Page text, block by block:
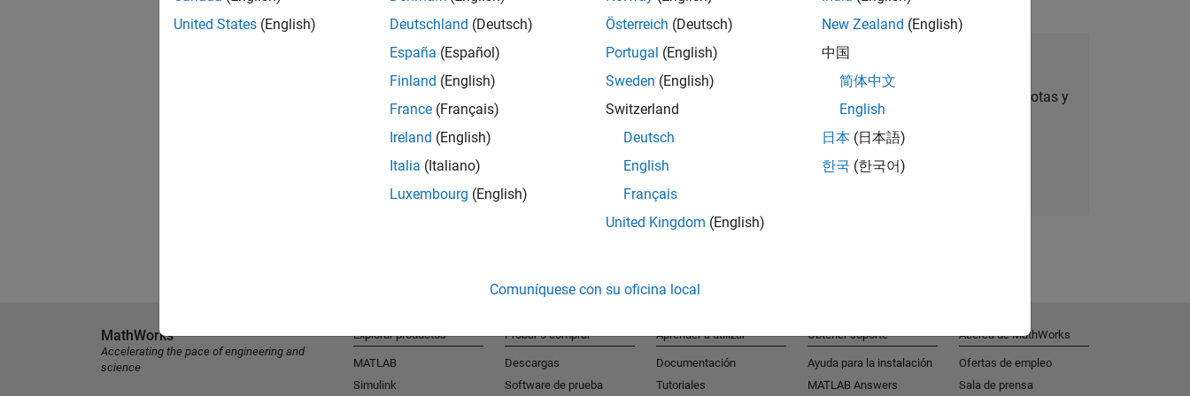
Súmese a Talent Network
Reciba alertas de empleo personalizadas, anécdotas y
noticias sobre la empresa.
Súmese hoy mismo
United States (English)
Deutschland (Deutsch)
España (Español)
Finland (English)
France (Français)
Ireland (English)
Italia (Italiano)
Luxembourg (English)
Österreich (Deutsch)
Portugal (English)
Sweden (English)
Switzerland
Deutsch
English
Français
United Kingdom (English)
New Zealand (English)
中国
简体中文
English
日本 (日本語)
한국 (한국어)
Comuníquese con su oficina local
MathWorks
Accelerating the pace of engineering and
science
Explorar productos
MATLAB
Simulink
Probar o comprar
Descargas
Software de prueba
Aprender a utilizar
Documentación
Tutoriales
Obtener soporte
Ayuda para la instalación
MATLAB Answers
Acerca de MathWorks
Ofertas de empleo
Sala de prensa